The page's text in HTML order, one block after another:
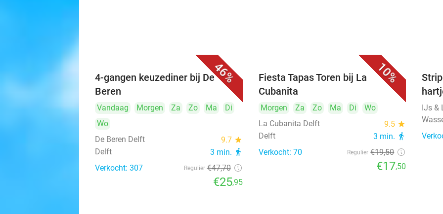
46%
4-gangen keuzediner bij De
Beren
Vandaag Morgen Za Zo Ma
Di
Wo
De Beren Delft
9.7 star
Delft 3 min. directions_walk
Verkocht: 307 Regulier €47,70
€25,95
10%
Fiesta Tapas Toren bij La
Cubanita
Morgen Za Zo Ma Di
Wo
La Cubanita Delft
9.5 star
Delft 3 min. directions_walk
Verkocht: 70 Regulier €19,50
€17,50
IJs &